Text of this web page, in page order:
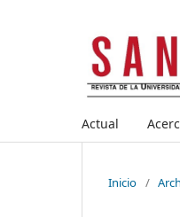
Actual
Inicio /